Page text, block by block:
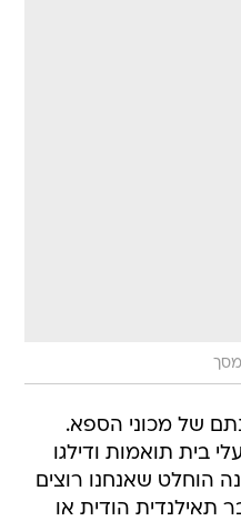
מסך
הייתה שנתם של מכוני הספא.
בית תואמות ודילגו
הוחלט שאנחנו רוצים
תאילנדית הודית או